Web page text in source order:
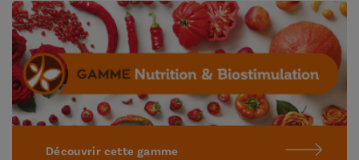
Découvrir cette gamme